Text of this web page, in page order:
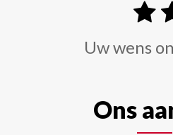
Uw wens
Ons